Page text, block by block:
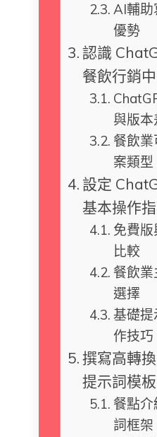
AI輔助
優勢
認識
餐飲行銷
與版本
餐飲
案類型
設定
基本操作
免費
比較
餐飲業
選擇
基礎提
作技巧
撰寫高轉
提示詞模板
餐點
詞框架